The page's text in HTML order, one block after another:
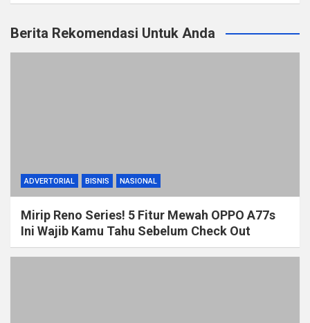
Berita Rekomendasi Untuk Anda
ADVERTORIAL BISNIS NASIONAL
Mirip Reno Series! 5 Fitur Mewah OPPO A77s
Ini Wajib Kamu Tahu Sebelum Check Out